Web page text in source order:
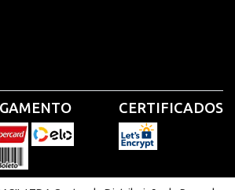
CERTIFICADOS